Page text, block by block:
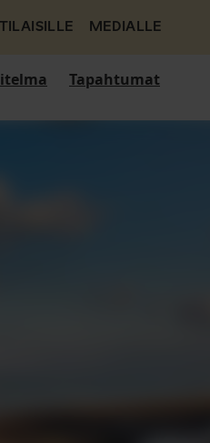
MEDIALLE
Tapahtumat